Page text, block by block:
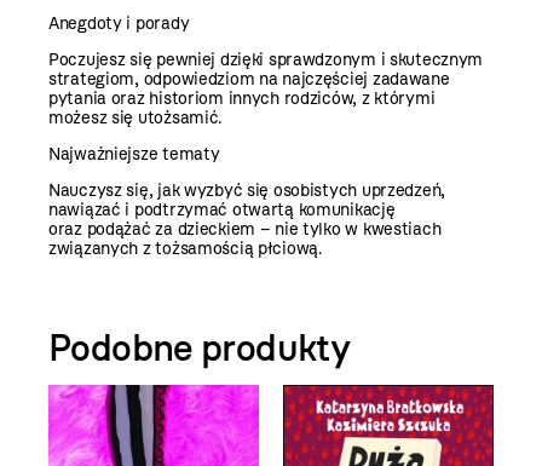
Anegdoty i porady
Poczujesz się pewniej dzięki sprawdzonym i skutecznym
strategiom, odpowiedziom na najczęściej zadawane
pytania oraz historiom innych rodziców, z którymi
możesz się utożsamić.
Najważniejsze tematy
Nauczysz się, jak wyzbyć się osobistych uprzedzeń,
nawiązać i podtrzymać otwartą komunikację
oraz podążać za dzieckiem – nie tylko w kwestiach
związanych z tożsamością płciową.
Podobne produkty